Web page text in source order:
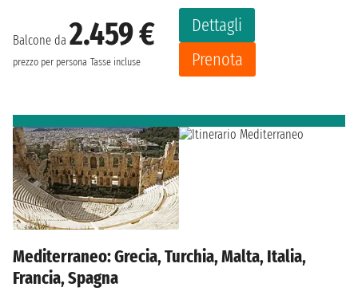
Balcone da 2.459 €
prezzo per persona Tasse incluse
Dettagli
Prenota
Mediterraneo: Grecia, Turchia, Malta, Italia,
Francia, Spagna